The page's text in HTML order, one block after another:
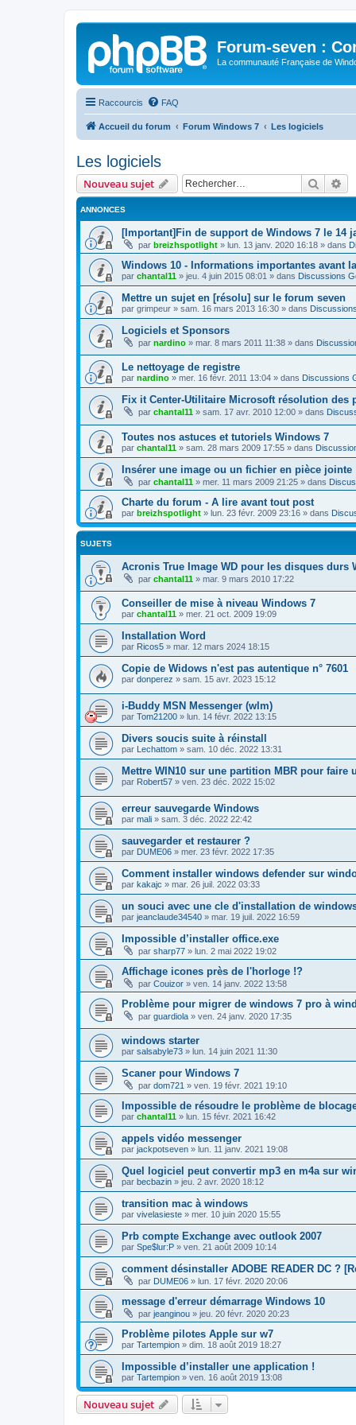
Forum-seven :
La communauté Française de
Raccourcis FAQ
Accueil du forum Forum Windows 7 Les logiciels
Les logiciels
Nouveau sujet
ANNONCES
[Important]Fin de support de Windows 7 le 14
par breizhspotlight » lun. 13 janv. 2020 16:18 » dans
Windows 10 - Informations importantes avant
par chantal11 » jeu. 4 juin 2015 08:01 » dans Discussions
Mettre un sujet en [résolu] sur le forum seven
par grimpeur » sam. 16 mars 2013 16:30 » dans
Logiciels et Sponsors
par nardino » mar. 8 mars 2011 11:38 » dans
Le nettoyage de registre
par nardino » mer. 16 févr. 2011 13:04 » dans Discussions
Fix it Center-Utilitaire Microsoft résolution des
par chantal11 » sam. 17 avr. 2010 12:00 » dans
Toutes nos astuces et tutoriels Windows 7
par chantal11 » sam. 28 mars 2009 17:55 » dans
Insérer une image ou un fichier en pièce jointe
par chantal11 » mer. 11 mars 2009 21:25 » dans
Charte du forum - A lire avant tout post
par breizhspotlight » lun. 23 févr. 2009 23:16 » dans
SUJETS
Acronis True Image WD pour les disques durs
par chantal11 » mar. 9 mars 2010 17:22
Conseiller de mise à niveau Windows 7
par chantal11 » mer. 21 oct. 2009 19:09
Installation Word
par Ricos5 » mar. 12 mars 2024 18:15
Copie de Widows n'est pas autentique n° 7601
par donperez » sam. 15 avr. 2023 15:12
i-Buddy MSN Messenger (wlm)
par Tom21200 » lun. 14 févr. 2022 13:15
Divers soucis suite à réinstall
par Lechattom » sam. 10 déc. 2022 13:31
Mettre WIN10 sur une partition MBR pour faire
par Robert57 » ven. 23 déc. 2022 15:02
erreur sauvegarde Windows
par mali » sam. 3 déc. 2022 22:42
sauvegarder et restaurer ?
par DUME06 » mer. 23 févr. 2022 17:35
Comment installer windows defender sur
par kakajc » mar. 26 juil. 2022 03:33
un souci avec une cle d'installation de
par jeanclaude34540 » mar. 19 juil. 2022 16:59
Impossible d’installer office.exe
par sharp77 » lun. 2 mai 2022 19:02
Affichage icones près de l'horloge !?
par Couizor » ven. 14 janv. 2022 13:58
Problème pour migrer de windows 7 pro à
par guardiola » ven. 24 janv. 2020 17:35
windows starter
par salsabyle73 » lun. 14 juin 2021 11:30
Scaner pour Windows 7
par dom721 » ven. 19 févr. 2021 19:10
Impossible de résoudre le problème de
par chantal11 » lun. 15 févr. 2021 16:42
appels vidéo messenger
par jackpotseven » lun. 11 janv. 2021 19:08
Quel logiciel peut convertir mp3 en m4a sur
par becbazin » jeu. 2 avr. 2020 18:12
transition mac à windows
par vivelasieste » mer. 10 juin 2020 15:55
Prb compte Exchange avec outlook 2007
par Spe$lur:P » ven. 21 août 2009 10:14
comment désinstaller ADOBE READER DC ?
par DUME06 » lun. 17 févr. 2020 20:06
message d'erreur démarrage Windows 10
par jeanginou » jeu. 20 févr. 2020 20:23
Problème pilotes Apple sur w7
par Tartempion » dim. 18 août 2019 18:27
Impossible d’installer une application !
par Tartempion » ven. 16 août 2019 13:08
Nouveau sujet